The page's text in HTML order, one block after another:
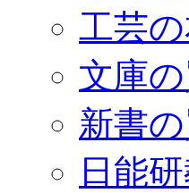
工芸
文庫
新書
日能